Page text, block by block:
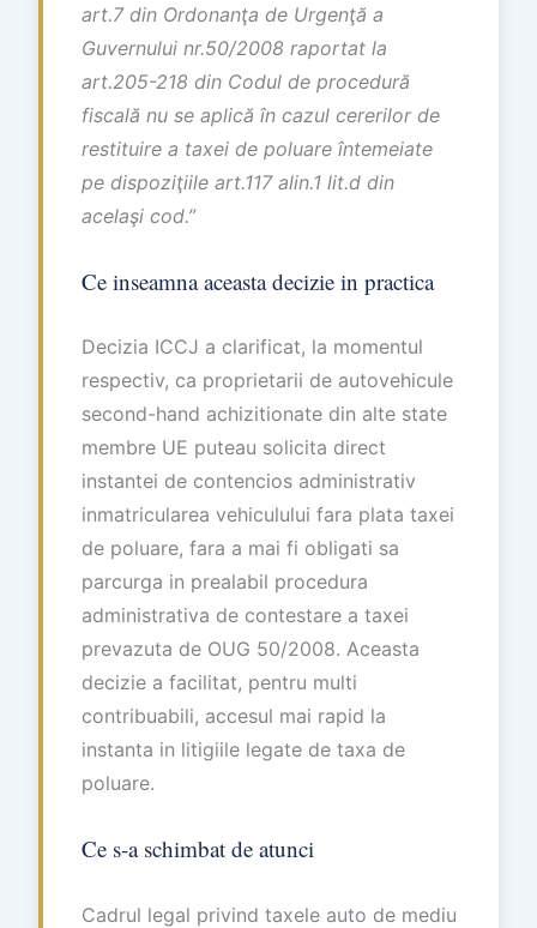
art.7 din Ordonanţa de Urgenţă a
Guvernului nr.50/2008 raportat la
art.205-218 din Codul de procedură
fiscală nu se aplică în cazul cererilor de
restituire a taxei de poluare întemeiate
pe dispoziţiile art.117 alin.1 lit.d din
acelaşi cod.”
Ce inseamna aceasta decizie in practica
Decizia ICCJ a clarificat, la momentul
respectiv, ca proprietarii de autovehicule
second-hand achizitionate din alte state
membre UE puteau solicita direct
instantei de contencios administrativ
inmatricularea vehiculului fara plata taxei
de poluare, fara a mai fi obligati sa
parcurga in prealabil procedura
administrativa de contestare a taxei
prevazuta de OUG 50/2008. Aceasta
decizie a facilitat, pentru multi
contribuabili, accesul mai rapid la
instanta in litigiile legate de taxa de
poluare.
Ce s-a schimbat de atunci
Cadrul legal privind taxele auto de mediu